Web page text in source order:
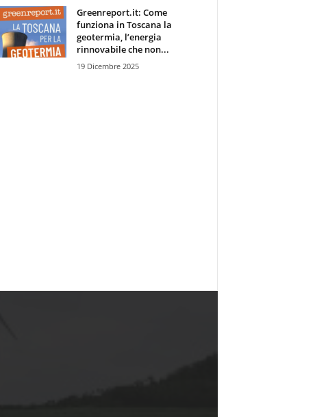
Greenreport.it: Come
funziona in Toscana la
geotermia, l’energia
rinnovabile che non...
19 Dicembre 2025